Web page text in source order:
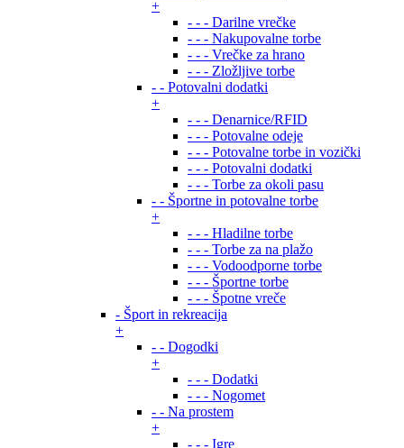
+
- - - Darilne vrečke
- - - Nakupovalne torbe
- - - Vrečke za hrano
- - - Zložljive torbe
- - Potovalni dodatki
+
- - - Denarnice/RFID
- - - Potovalne odeje
- - - Potovalne torbe in vozički
- - - Potovalni dodatki
- - - Torbe za okoli pasu
- - Športne in potovalne torbe
+
- - - Hladilne torbe
- - - Torbe za na plažo
- - - Vodoodporne torbe
- - - Športne torbe
- - - Špotne vreče
- Šport in rekreacija
+
- - Dogodki
+
- - - Dodatki
- - - Nogomet
- - Na prostem
+
- - - Igre